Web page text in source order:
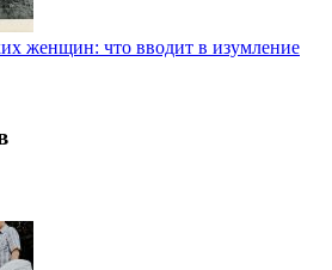
женщин: что вводит в изумление